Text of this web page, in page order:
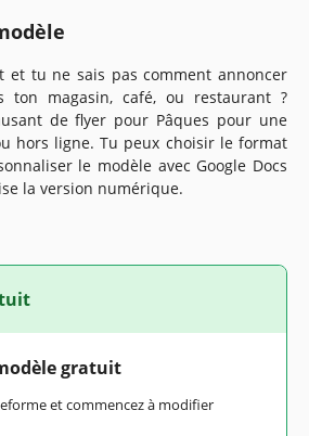
et tu ne sais pas comment annoncer
ton magasin, café, ou restaurant ?
de flyer pour Pâques pour une
hors ligne. Tu peux choisir le format
le modèle avec Google Docs
la version numérique.
gratuit
et commencez à modifier